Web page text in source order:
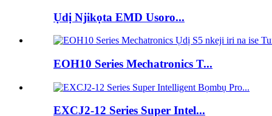
Ụdị Njikọta EMD Usoro...
EOH10 Series Mechatronics T...
EXCJ2-12 Series Super Intel...